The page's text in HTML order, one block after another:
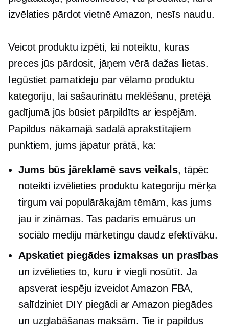
izvēlaties pārdot vietnē Amazon, nesīs naudu.
Veicot produktu izpēti, lai noteiktu, kuras
preces jūs pārdosit, jāņem vērā dažas lietas.
Iegūstiet pamatideju par vēlamo produktu
kategoriju, lai sašaurinātu meklēšanu, pretējā
gadījumā jūs būsiet pārpildīts ar iespējām.
Papildus nākamajā sadaļā aprakstītajiem
punktiem, jums jāpatur prātā, ka:
Jums būs jāreklamē savs veikals, tāpēc
noteikti izvēlieties produktu kategoriju mērķa
tirgum vai populārākajām tēmām, kas jums
jau ir zināmas. Tas padarīs emuārus un
sociālo mediju mārketingu daudz efektīvāku.
Apskatiet piegādes izmaksas un prasības
un izvēlieties to, kuru ir viegli nosūtīt. Ja
apsverat iespēju izveidot Amazon FBA,
salīdziniet DIY piegādi ar Amazon piegādes
un uzglabāšanas maksām. Tie ir papildus